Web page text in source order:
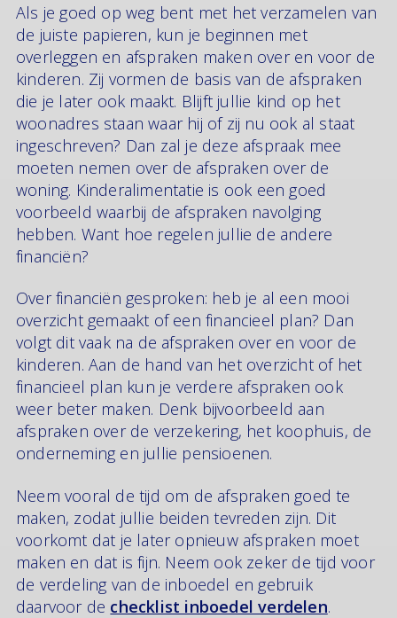
Als je goed op weg bent met het verzamelen van
de juiste papieren, kun je beginnen met
overleggen en afspraken maken over en voor de
kinderen. Zij vormen de basis van de afspraken
die je later ook maakt. Blijft jullie kind op het
woonadres staan waar hij of zij nu ook al staat
ingeschreven? Dan zal je deze afspraak mee
moeten nemen over de afspraken over de
woning. Kinderalimentatie is ook een goed
voorbeeld waarbij de afspraken navolging
hebben. Want hoe regelen jullie de andere
financiën?
Over financiën gesproken: heb je al een mooi
overzicht gemaakt of een financieel plan? Dan
volgt dit vaak na de afspraken over en voor de
kinderen. Aan de hand van het overzicht of het
financieel plan kun je verdere afspraken ook
weer beter maken. Denk bijvoorbeeld aan
afspraken over de verzekering, het koophuis, de
onderneming en jullie pensioenen.
Neem vooral de tijd om de afspraken goed te
maken, zodat jullie beiden tevreden zijn. Dit
voorkomt dat je later opnieuw afspraken moet
maken en dat is fijn. Neem ook zeker de tijd voor
de verdeling van de inboedel en gebruik
daarvoor de checklist inboedel verdelen.